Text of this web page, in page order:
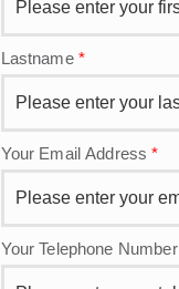
Lastname *
Your Email Address*
Your Telephone Number